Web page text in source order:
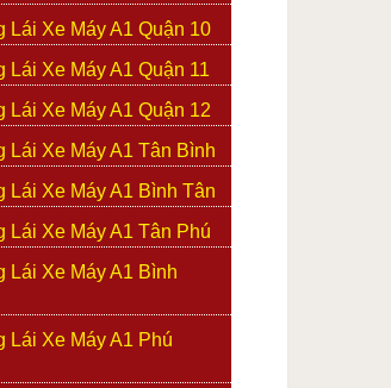
Lái Xe Máy A1 Quận 10
Lái Xe Máy A1 Quận 11
Lái Xe Máy A1 Quận 12
Lái Xe Máy A1 Tân Bình
Lái Xe Máy A1 Bình Tân
Lái Xe Máy A1 Tân Phú
Lái Xe Máy A1 Bình
Lái Xe Máy A1 Phú